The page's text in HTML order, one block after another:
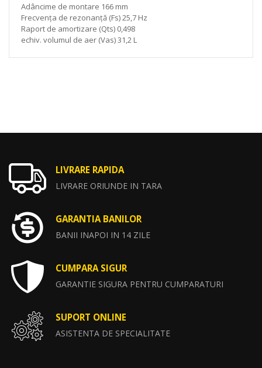
Adâncime de montare 166 mm
Frecvența de rezonanță (Fs) 25,7 Hz
Raport de amortizare (Qts) 0,498
echiv. volumul de aer (Vas) 31,2 L
LIVRARE RAPIDA
LIVRARE ORIUNDE IN TARA
GARANTIA BANILOR
BANII INAPOI IN 14 ZILE
CUMPARA SIGUR
GARANTIE SIGURA PENTRU CUMPARATURI
SUPORT ONLINE
ASISTENTA DE SPECIALITATE